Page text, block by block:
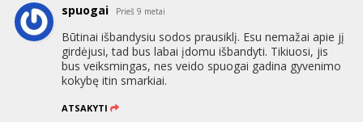
spuogai Prieš 9 metai
Būtinai išbandysiu sodos prausiklį. Esu nemažai apie jį
girdėjusi, tad bus labai įdomu išbandyti. Tikiuosi, jis
bus veiksmingas, nes veido spuogai gadina gyvenimo
kokybę itin smarkiai.
ATSAKYTI